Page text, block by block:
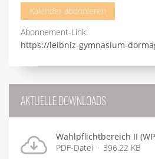
Kalender abonnieren
Abonnement-Link:
https://leibniz-gymnasium-
AKTUELLE DOWNLOADS
Wahlpflichtbereich II
PDF-Datei
396.22 KB